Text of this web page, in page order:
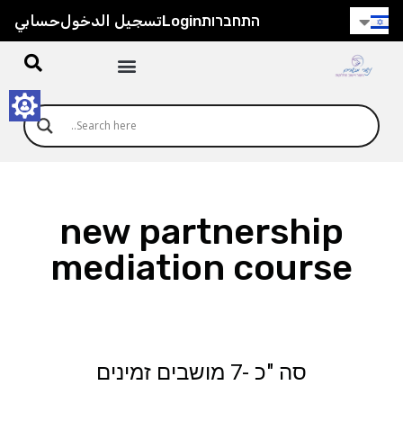
התחברותLoginتسجيل الدخولحسابي
new partnership
mediation course
סה "כ -7 מושבים זמינים